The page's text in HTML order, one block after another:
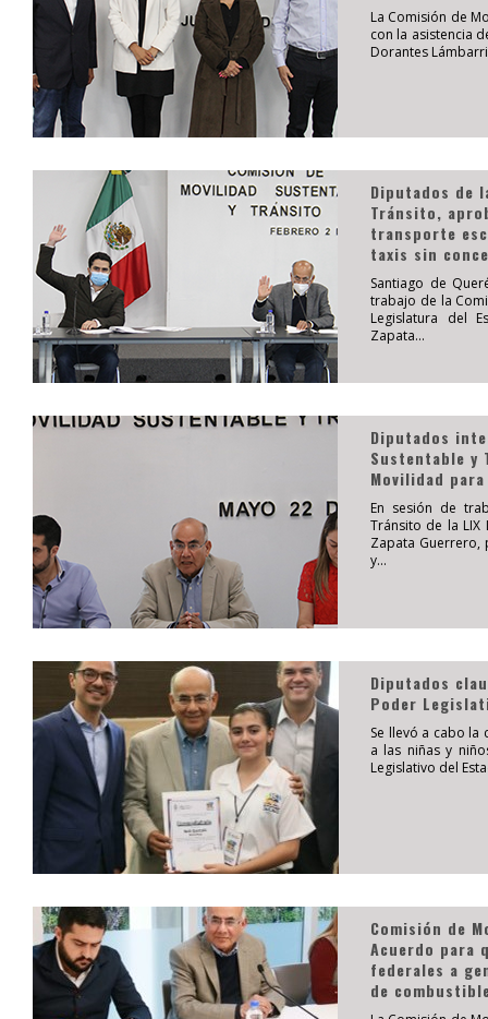
La Comisión de
con la asistencia
Dorantes
Diputados de
Tránsito,
transporte
taxis sin
Santiago de
trabajo de la
Legislatura del
Zapata...
Diputados
Sustentable y
Movilidad
En sesión de
Tránsito de la LIX
Zapata Guerrero,
y...
Diputados
Poder
Se llevó a cabo
a las niñas y
Legislativo del
Comisión de
Acuerdo para
federales a
de